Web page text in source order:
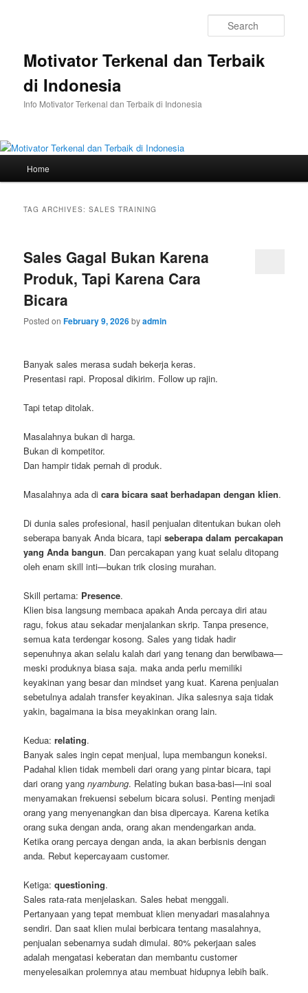
Motivator Terkenal dan Terbaik
di Indonesia
Info Motivator Terkenal dan Terbaik di Indonesia
Home
TAG ARCHIVES:SALES TRAINING
Sales Gagal Bukan Karena
Produk, Tapi Karena Cara
Bicara
Posted onFebruary 9, 2026byadmin
Banyak sales merasa sudah bekerja keras.
Presentasi rapi. Proposal dikirim. Follow up rajin.
Tapi tetap ditolak.
Masalahnya bukan di harga.
Bukan di kompetitor.
Dan hampir tidak pernah di produk.
Masalahnya ada dicara bicara saat berhadapan dengan klien.
Di dunia sales profesional, hasil penjualan ditentukan bukan oleh
seberapa banyak Anda bicara, tapiseberapa dalam percakapan
yang Anda bangun. Dan percakapan yang kuat selalu ditopang
oleh enam skill inti—bukan trik closing murahan.
Skill pertama: Presence.
Klien bisa langsung membaca apakah Anda percaya diri atau
ragu, fokus atau sekadar menjalankan skrip. Tanpa presence,
semua kata terdengar kosong. Sales yang tidak hadir
sepenuhnya akan selalu kalah dari yang tenang dan berwibawa—
meski produknya biasa saja. maka anda perlu memiliki
keyakinan yang besar dan mindset yang kuat. Karena penjualan
sebetulnya adalah transfer keyakinan. Jika salesnya saja tidak
yakin, bagaimana ia bisa meyakinkan orang lain.
Kedua:relating.
Banyak sales ingin cepat menjual, lupa membangun koneksi.
Padahal klien tidak membeli dari orang yang pintar bicara, tapi
dari orang yangnyambung. Relating bukan basa-basi—ini soal
menyamakan frekuensi sebelum bicara solusi. Penting menjadi
orang yang menyenangkan dan bisa dipercaya. Karena ketika
orang suka dengan anda, orang akan mendengarkan anda.
Ketika orang percaya dengan anda, ia akan berbisnis dengan
anda. Rebut kepercayaam customer.
Ketiga:questioning.
Sales rata-rata menjelaskan. Sales hebat menggali.
Pertanyaan yang tepat membuat klien menyadari masalahnya
sendiri. Dan saat klien mulai berbicara tentang masalahnya,
penjualan sebenarnya sudah dimulai. 80% pekerjaan sales
adalah mengatasi keberatan dan membantu customer
menyelesaikan prolemnya atau membuat hidupnya lebih baik.